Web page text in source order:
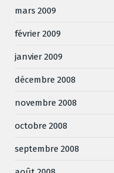
mars 2009
février 2009
janvier 2009
décembre 2008
novembre 2008
octobre 2008
septembre 2008